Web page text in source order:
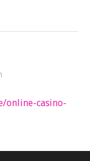
online-casino-